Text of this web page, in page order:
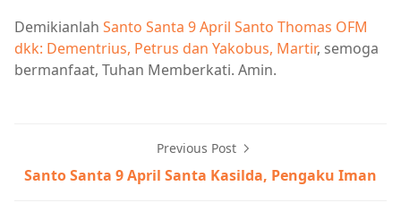
Demikianlah Santo Santa 9 April Santo Thomas OFM
dkk: Dementrius, Petrus dan Yakobus, Martir, semoga
bermanfaat, Tuhan Memberkati. Amin.
Previous Post
Santo Santa 9 April Santa Kasilda, Pengaku Iman